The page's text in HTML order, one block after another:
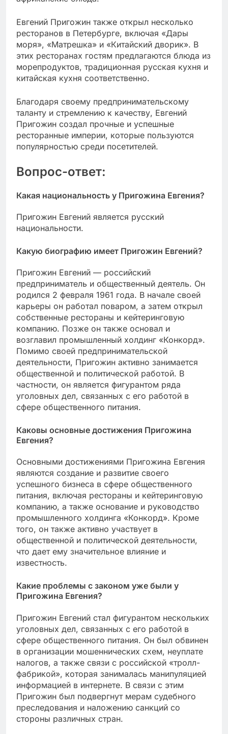
Евгений Пригожин также открыл несколько
ресторанов в Петербурге, включая «Дары
моря», «Матрешка» и «Китайский дворик». В
этих ресторанах гостям предлагаются блюда из
морепродуктов, традиционная русская кухня и
китайская кухня соответственно.
Благодаря своему предпринимательскому
таланту и стремлению к качеству, Евгений
Пригожин создал прочные и успешные
ресторанные империи, которые пользуются
популярностью среди посетителей.
Вопрос-ответ:
Какая национальность у Пригожина Евгения?
Пригожин Евгений является русский
национальности.
Какую биографию имеет Пригожин Евгений?
Пригожин Евгений — российский
предприниматель и общественный деятель. Он
родился 2 февраля 1961 года. В начале своей
карьеры он работал поваром, а затем открыл
собственные рестораны и кейтеринговую
компанию. Позже он также основал и
возглавил промышленный холдинг «Конкорд».
Помимо своей предпринимательской
деятельности, Пригожин активно занимается
общественной и политической работой. В
частности, он является фигурантом ряда
уголовных дел, связанных с его работой в
сфере общественного питания.
Каковы основные достижения Пригожина
Евгения?
Основными достижениями Пригожина Евгения
являются создание и развитие своего
успешного бизнеса в сфере общественного
питания, включая рестораны и кейтеринговую
компанию, а также основание и руководство
промышленного холдинга «Конкорд». Кроме
того, он также активно участвует в
общественной и политической деятельности,
что дает ему значительное влияние и
известность.
Какие проблемы с законом уже были у
Пригожина Евгения?
Пригожин Евгений стал фигурантом нескольких
уголовных дел, связанных с его работой в
сфере общественного питания. Он был обвинен
в организации мошеннических схем, неуплате
налогов, а также связи с российской «тролл-
фабрикой», которая занималась манипуляцией
информацией в интернете. В связи с этим
Пригожин был подвергнут мерам судебного
преследования и наложению санкций со
стороны различных стран.